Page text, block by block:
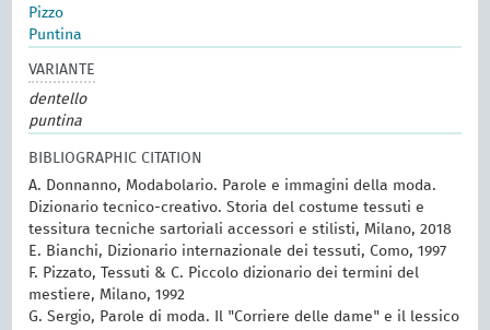
Pizzo
Puntina
VARIANTE
dentello
puntina
BIBLIOGRAPHIC CITATION
A. Donnanno, Modabolario. Parole e immagini della moda.
Dizionario tecnico-creativo. Storia del costume tessuti e
tessitura tecniche sartoriali accessori e stilisti, Milano, 2018
E. Bianchi, Dizionario internazionale dei tessuti, Como, 1997
F. Pizzato, Tessuti & C. Piccolo dizionario dei termini del
mestiere, Milano, 1992
G. Sergio, Parole di moda. Il "Corriere delle dame" e il lessico